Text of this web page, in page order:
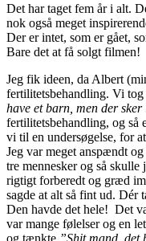
Det har taget fem år i alt.
nok også meget
Der er intet, som er gået,
Bare det at få solgt filmen!
Jeg fik ideen, da Albert
fertilitetsbehandling. Vi
have et barn, men der sker
fertilitetsbehandling, og så
vi til en undersøgelse, for
Jeg var meget anspændt
tre mennesker og så skulle
rigtigt forberedt og græd
sagde at alt så fint ud. Dér
Den havde det hele! Det
var mange følelser og en
og tænkte ”Shit mand, det